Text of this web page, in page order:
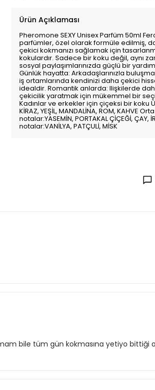
Ürün Açıklaması
Pheromone SEXY Unisex Parfüm 50ml
parfümler, özel olarak formüle edilmiş,
çekici kokmanızı sağlamak için
kokulardır. Sadece bir koku değil, aynı
sosyal paylaşımlarınızda güçlü bir
Günlük hayatta: Arkadaşlarınızla
iş ortamlarında kendinizi daha çekici
idealdir. Romantik anlarda: Ilişkilerde
çekicilik yaratmak için mükemmel bir
Kadınlar ve erkekler için çiçeksi bir koku
KİRAZ, YEŞİL, MANDALİNA, ROM, KAHVE Orta
notalar:YASEMİN, PORTAKAL ÇİÇEĞİ, ÇAY,
notalar:VANİLYA, PATÇULİ, MİSK
bile tüm gün kokmasına yetiyo bittiği